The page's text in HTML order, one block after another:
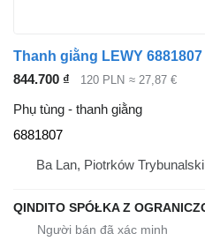
844.700 ₫ 120 PLN ≈ 27,87 €
Phụ tùng - thanh giằng
6881807
Ba Lan, Piotrków Trybunalski